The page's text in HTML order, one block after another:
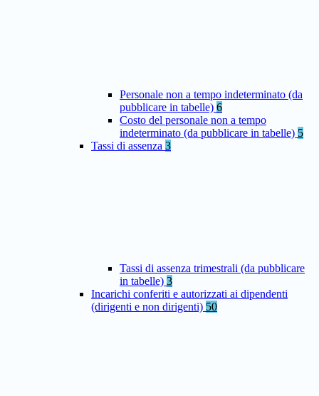
Personale non a tempo indeterminato (da
pubblicare in tabelle) 6
Costo del personale non a tempo
indeterminato (da pubblicare in tabelle) 5
Tassi di assenza 3
Tassi di assenza trimestrali (da pubblicare
in tabelle) 3
Incarichi conferiti e autorizzati ai dipendenti
(dirigenti e non dirigenti) 50